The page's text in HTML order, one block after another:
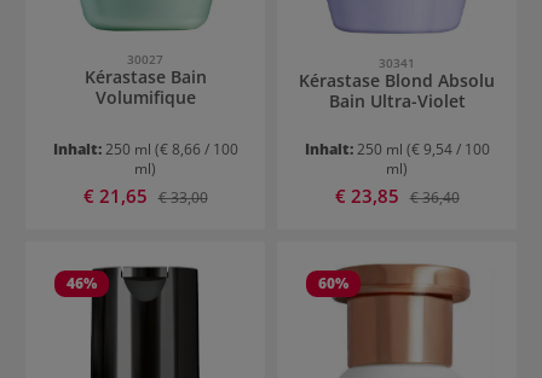
30027
Kérastase Bain
Volumifique
Inhalt:250 ml (€ 8,66 / 100
ml)
Verkaufspreis:
€ 21,65 Regulärer Preis:
€ 33,00
30341
Kérastase Blond Absolu
Bain Ultra-Violet
Inhalt:250 ml (€ 9,54 / 100
ml)
Verkaufspreis:
€ 23,85 Regulärer Preis:
€ 36,40
46% 60%